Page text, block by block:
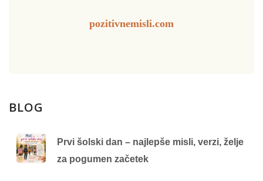
pozitivnemisli.com
BLOG
Prvi šolski dan – najlepše misli, verzi, želje
za pogumen začetek